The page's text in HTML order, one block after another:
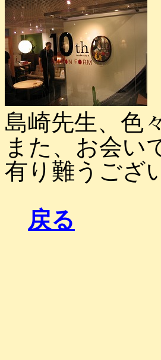
島崎先生、色
また、お会い
有り難うござ
戻る